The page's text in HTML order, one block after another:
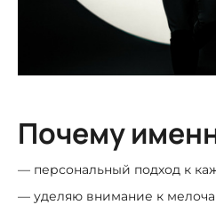
Почему
— персональный подход к
— уделяю внимание к